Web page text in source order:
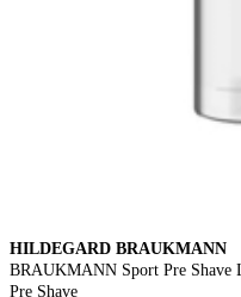
HILDEGARD BRAUKMANN
BRAUKMANN Sport Pre Shave
Pre Shave